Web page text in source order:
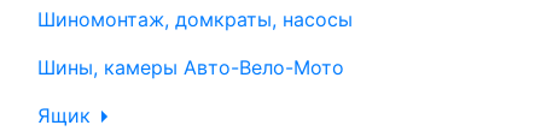
Шиномонтаж, домкраты, насосы
Шины, камеры Авто-Вело-Мото
Ящик